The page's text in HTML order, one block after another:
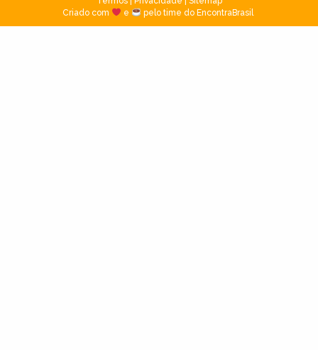
Criado com
e pelo time do EncontraBrasil